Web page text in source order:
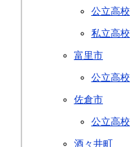
公立高校
私立高校
富里市
公立高校
佐倉市
公立高校
酒々井町